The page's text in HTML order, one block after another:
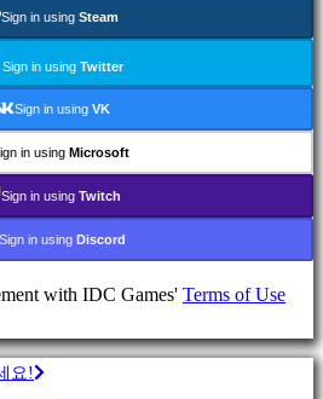
Sign in using Steam
Sign in using Twitter
Sign in using VK
in using Microsoft
Sign in using Twitch
Sign in using Discord
with IDC Games' Terms of Use
요!